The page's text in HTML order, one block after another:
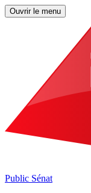
Ouvrir le menu
Public Sénat